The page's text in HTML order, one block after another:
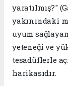
yaratılmış?"
yakınındaki
uyum
yeteneği ve
tesadüflerle
harikasıdır.